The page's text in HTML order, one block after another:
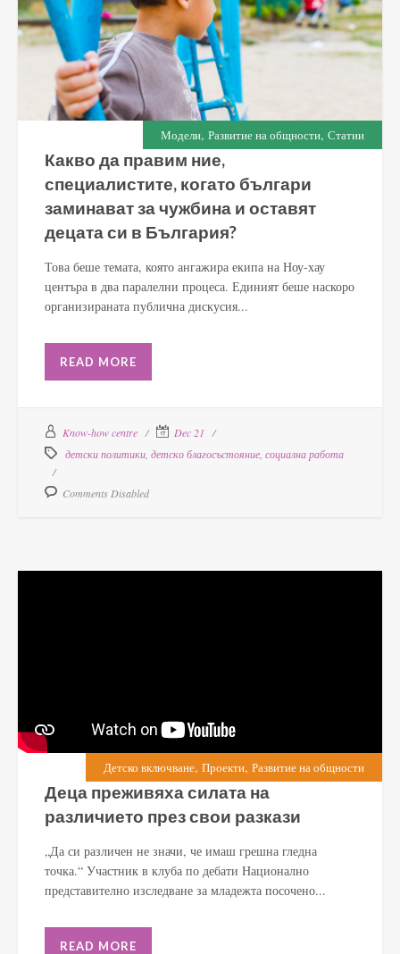
Модели, Развитие на общности, Статии
Какво да правим ние,
специалистите, когато българи
заминават за чужбина и оставят
децата си в България?
Това беше темата, която ангажира екипа на Ноу-хау
центъра в два паралелни процеса. Единият беше наскоро
организираната публична дискусия...
READ MORE
Know-how centre
Dec 21
детски политики детско благосъстояние социална работа
Comments Disabled
Детско включване, Проекти, Развитие на общности
Деца преживяха силата на
различието през свои разкази
„Да си различен не значи, че имаш грешна гледна
точка.“ Участник в клуба по дебати Национално
представително изследване за младежта посочено...
READ MORE